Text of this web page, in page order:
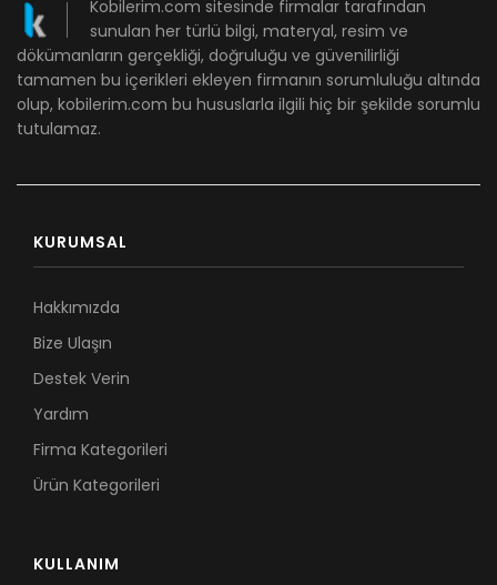
Kobilerim.com sitesinde firmalar tarafından
sunulan her türlü bilgi, materyal, resim ve
dökümanların gerçekliği, doğruluğu ve güvenilirliği
tamamen bu içerikleri ekleyen firmanın sorumluluğu altında
olup, kobilerim.com bu hususlarla ilgili hiç bir şekilde sorumlu
tutulamaz.
KURUMSAL
Hakkımızda
Bize Ulaşın
Destek Verin
Yardım
Firma Kategorileri
Ürün Kategorileri
KULLANIM